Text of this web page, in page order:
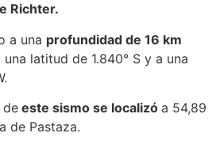
Richter.
a una profundidad de 16 km
latitud de 1.840° S y a una
deeste sismo se localizó a 54,89
de Pastaza.